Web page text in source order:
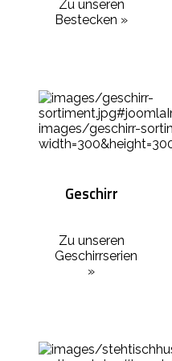
Zu unseren
Bestecken »
Geschirr
Zu unseren
Geschirrserien
»